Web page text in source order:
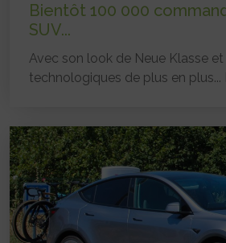
Bientôt 100 000
SUV...
Avec son look de Neue Klasse
technologiques de plus en plus...